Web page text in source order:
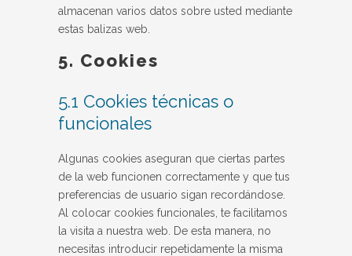
almacenan varios datos sobre usted mediante
estas balizas web.
5. Cookies
5.1 Cookies técnicas o
funcionales
Algunas cookies aseguran que ciertas partes
de la web funcionen correctamente y que tus
preferencias de usuario sigan recordándose.
Al colocar cookies funcionales, te facilitamos
la visita a nuestra web. De esta manera, no
necesitas introducir repetidamente la misma